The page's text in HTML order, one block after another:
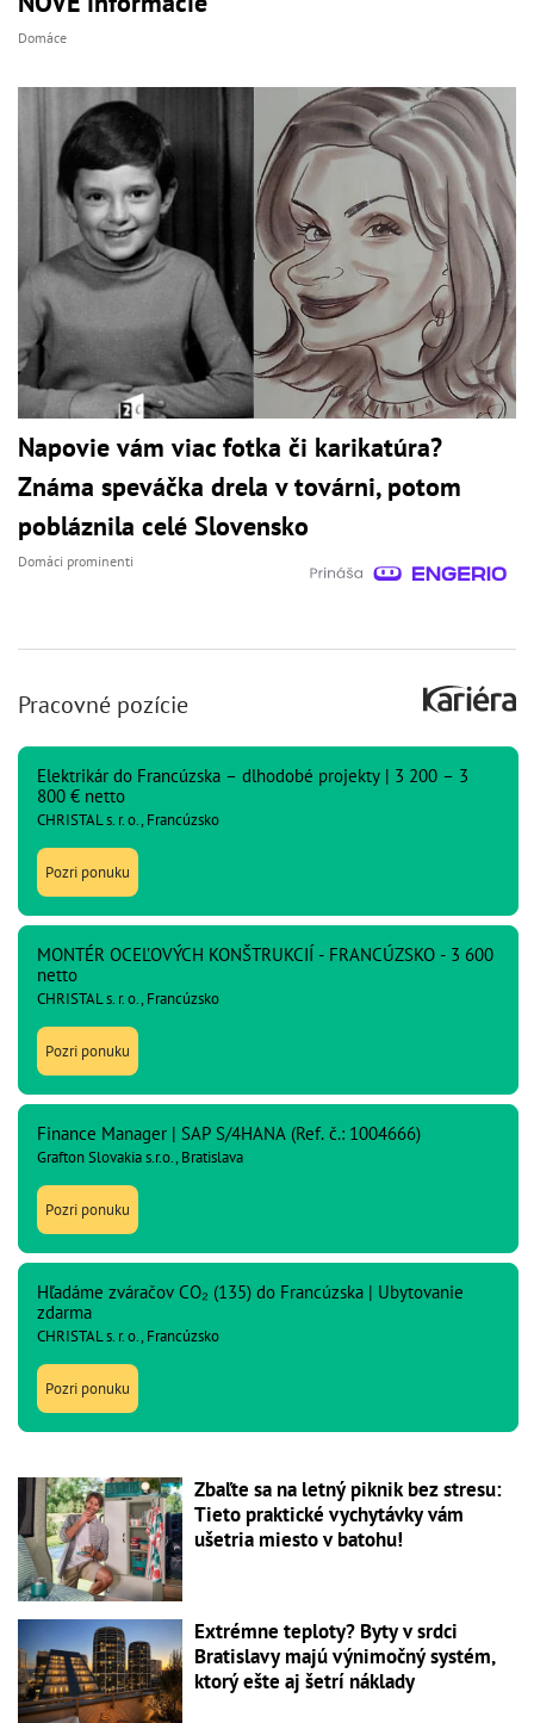
Domáce
Napovie vám viac fotka či karikatúra?
Známa speváčka drela v továrni, potom
pobláznila celé Slovensko
Domáci prominenti
Pracovné pozície
Elektrikár do Francúzska – dlhodobé projekty | 3 200 – 3
800 € netto
CHRISTAL s. r. o., Francúzsko
Pozri ponuku
MONTÉR OCEĽOVÝCH KONŠTRUKCIÍ - FRANCÚZSKO - 3 600
netto
CHRISTAL s. r. o., Francúzsko
Pozri ponuku
Finance Manager | SAP S/4HANA (Ref. č.: 1004666)
Grafton Slovakia s.r.o., Bratislava
Pozri ponuku
Hľadáme zváračov CO₂ (135) do Francúzska | Ubytovanie
zdarma
CHRISTAL s. r. o., Francúzsko
Pozri ponuku
Zbaľte sa na letný piknik bez stresu:
Tieto praktické vychytávky vám
ušetria miesto v batohu!
Extrémne teploty? Byty v srdci
Bratislavy majú výnimočný systém,
ktorý ešte aj šetrí náklady